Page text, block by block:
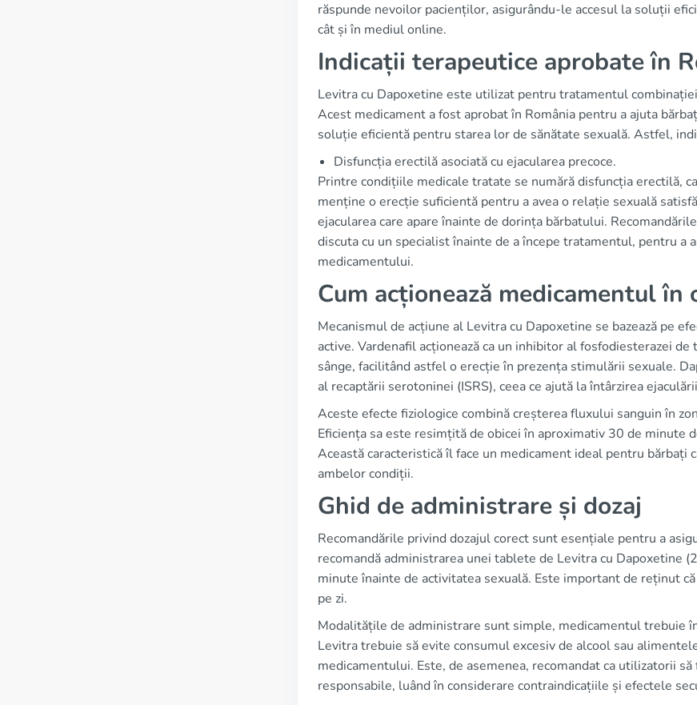
răspunde nevoilor pacienților, asigurându-le accesul la soluții
cât și în mediul online.
Indicații terapeutice aprobate în
Levitra cu Dapoxetine este utilizat pentru tratamentul
Acest medicament a fost aprobat în România pentru a ajuta
soluție eficientă pentru starea lor de sănătate sexuală. Astfel,
Disfuncția erectilă asociată cu ejacularea precoce.
Printre condițiile medicale tratate se numără disfuncția erectilă,
menține o erecție suficientă pentru a avea o relație sexuală
ejacularea care apare înainte de dorința bărbatului.
discuta cu un specialist înainte de a începe tratamentul, pentru a
medicamentului.
Cum acționează medicamentul în
Mecanismul de acțiune al Levitra cu Dapoxetine se bazează pe
active. Vardenafil acționează ca un inhibitor al fosfodiesterazei
sânge, facilitând astfel o erecție în prezența stimulării sexuale.
al recaptării serotoninei (ISRS), ceea ce ajută la întârzirea
Aceste efecte fiziologice combină creșterea fluxului sanguin în
Eficiența sa este resimțită de obicei în aproximativ 30 de minute
Această caracteristică îl face un medicament ideal pentru bărbați
ambelor condiții.
Ghid de administrare și dozaj
Recomandările privind dozajul corect sunt esențiale pentru a
recomandă administrarea unei tablete de Levitra cu Dapoxetine
minute înainte de activitatea sexuală. Este important de reținut
pe zi.
Modalitățile de administrare sunt simple, medicamentul trebuie
Levitra trebuie să evite consumul excesiv de alcool sau
medicamentului. Este, de asemenea, recomandat ca utilizatorii
responsabile, luând în considerare contraindicațiile și efectele